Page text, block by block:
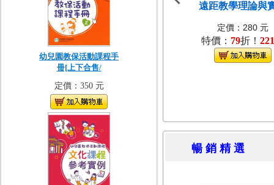
幼兒園教保活動課程手
冊[上下合售/
定價：350 元
遠距教學理論與
定價：280 元
特價： 79折！ 221
暢 銷 精